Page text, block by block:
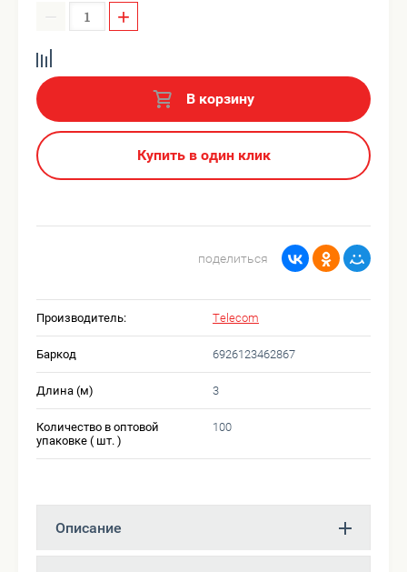
− +
В корзину
Купить в один клик
поделиться
Производитель: Telecom
Баркод 6926123462867
Длина (м) 3
Количество в оптовой
упаковке ( шт. )
100
Описание